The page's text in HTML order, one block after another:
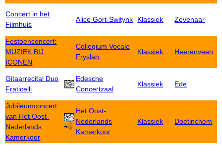
Concert in het
Filmhuis
Alice Gort-Switynk Klassiek Zevenaar
Festoenconcert:
MUZIEK BIJ
ICONEN
Collegium Vocale
Fryslan
Klassiek Heerenveen
Gitaarrecital Duo
Fraticelli
Edesche
Concertzaal
Klassiek Ede
Jubileumconcert
van Het Oost-
Nederlands
Kamerkoor
Het Oost-
Nederlands
Kamerkoor
Klassiek Doetinchem